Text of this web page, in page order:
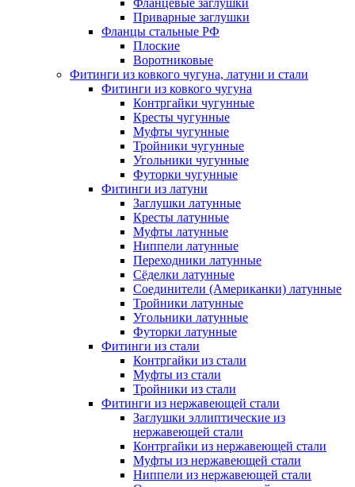
Фланцевые заглушки
Приварные заглушки
Фланцы стальные РФ
Плоские
Воротниковые
Фитинги из ковкого чугуна, латуни и стали
Фитинги из ковкого чугуна
Контргайки чугунные
Кресты чугунные
Муфты чугунные
Тройники чугунные
Угольники чугунные
Футорки чугунные
Фитинги из латуни
Заглушки латунные
Кресты латунные
Муфты латунные
Ниппели латунные
Переходники латунные
Сёделки латунные
Соединители (Американки) латунные
Тройники латунные
Угольники латунные
Футорки латунные
Фитинги из стали
Контргайки из стали
Муфты из стали
Тройники из стали
Фитинги из нержавеющей стали
Заглушки эллиптические из
нержавеющей стали
Контргайки из нержавеющей стали
Муфты из нержавеющей стали
Ниппели из нержавеющей стали